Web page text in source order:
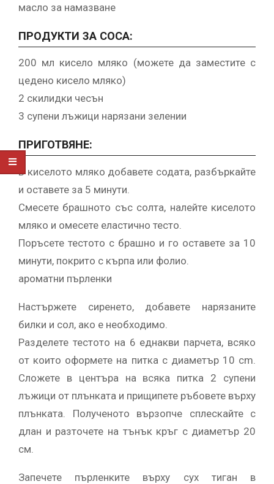
масло за намазване
ПРОДУКТИ ЗА СОСА:
200 мл кисело мляко (можете да заместите с
цедено кисело мляко)
2 скилидки чесън
3 супени лъжици нарязани зелении
ПРИГОТВЯНЕ:
В киселото мляко добавете содата, разбъркайте
и оставете за 5 минути.
Смесете брашното със солта, налейте киселото
мляко и омесете еластично тесто.
Поръсете тестото с брашно и го оставете за 10
минути, покрито с кърпа или фолио.
ароматни пърленки
Настържете сиренето, добавете нарязаните
билки и сол, ако е необходимо.
Разделете тестото на 6 еднакви парчета, всяко
от които оформете на питка с диаметър 10 cm.
Сложете в центъра на всяка питка 2 супени
лъжици от плънката и прищипете ръбовете върху
плънката. Полученото вързопче сплескайте с
длан и разточете на тънък кръг с диаметър 20
см.
Запечете пърленките върху сух тиган в